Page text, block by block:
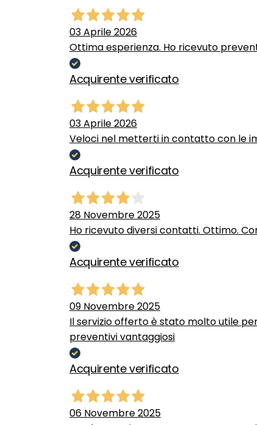
03 Aprile 2026
Ottima esperienza. Ho ricevuto
Acquirente verificato
03 Aprile 2026
Veloci nel metterti in contatto con le
Acquirente verificato
28 Novembre 2025
Ho ricevuto diversi contatti. Ottimo.
Acquirente verificato
09 Novembre 2025
Il servizio offerto è stato molto utile
preventivi vantaggiosi
Acquirente verificato
06 Novembre 2025